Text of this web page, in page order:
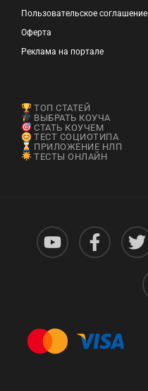
Пользовательское соглашение
Оферта
Реклама на портале
ТОП СТАТЕЙ
ВЫБРАТЬ КОУЧА
СТАТЬ КОУЧЕМ
ТЕСТ СОЦИОТИПА
ПРИЛОЖЕНИЕ НЛП
ТЕСТЫ ОНЛАЙН